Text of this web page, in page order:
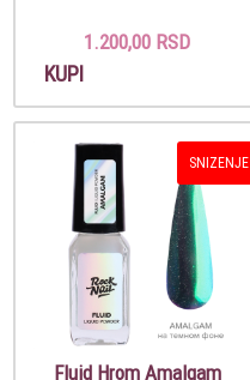
1.200,00 RSD
KUPI
SNIZENJE
Fluid Hrom Amalgam